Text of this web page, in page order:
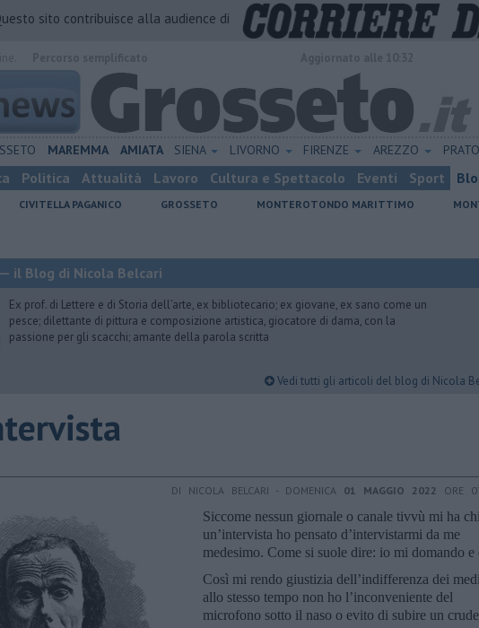
sito contribuisce alla audience di
MAREMMA AMIATA SIENA LIVORNO FIRENZE AREZZO PRATO
Politica Attualità Lavoro Cultura e Spettacolo Eventi Sport
CIVITELLA PAGANICO GROSSETO MONTEROTONDO MARITTIMO
— il Blog di Nicola Belcari
Ex prof. di Lettere e di Storia dell’arte, ex bibliotecario; ex giovane, ex sano come un
pesce; dilettante di pittura e composizione artistica, giocatore di dama, con la
passione per gli scacchi; amante della parola scritta
Vedi tutti gli articoli del blog di Nicola
DI NICOLA BELCARI - DOMENICA 01 MAGGIO 2022 ORE
Siccome nessun giornale o canale tivvù mi ha
un’intervista ho pensato d’intervistarmi da me
medesimo. Come si suole dire: io mi domando e
Così mi rendo giustizia dell’indifferenza dei
allo stesso tempo non ho l’inconveniente del
microfono sotto il naso o evito di subire un